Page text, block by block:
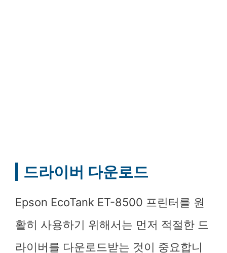
드라이버 다운로드
Epson EcoTank ET-8500 프린터를 원
활히 사용하기 위해서는 먼저 적절한 드
라이버를 다운로드받는 것이 중요합니